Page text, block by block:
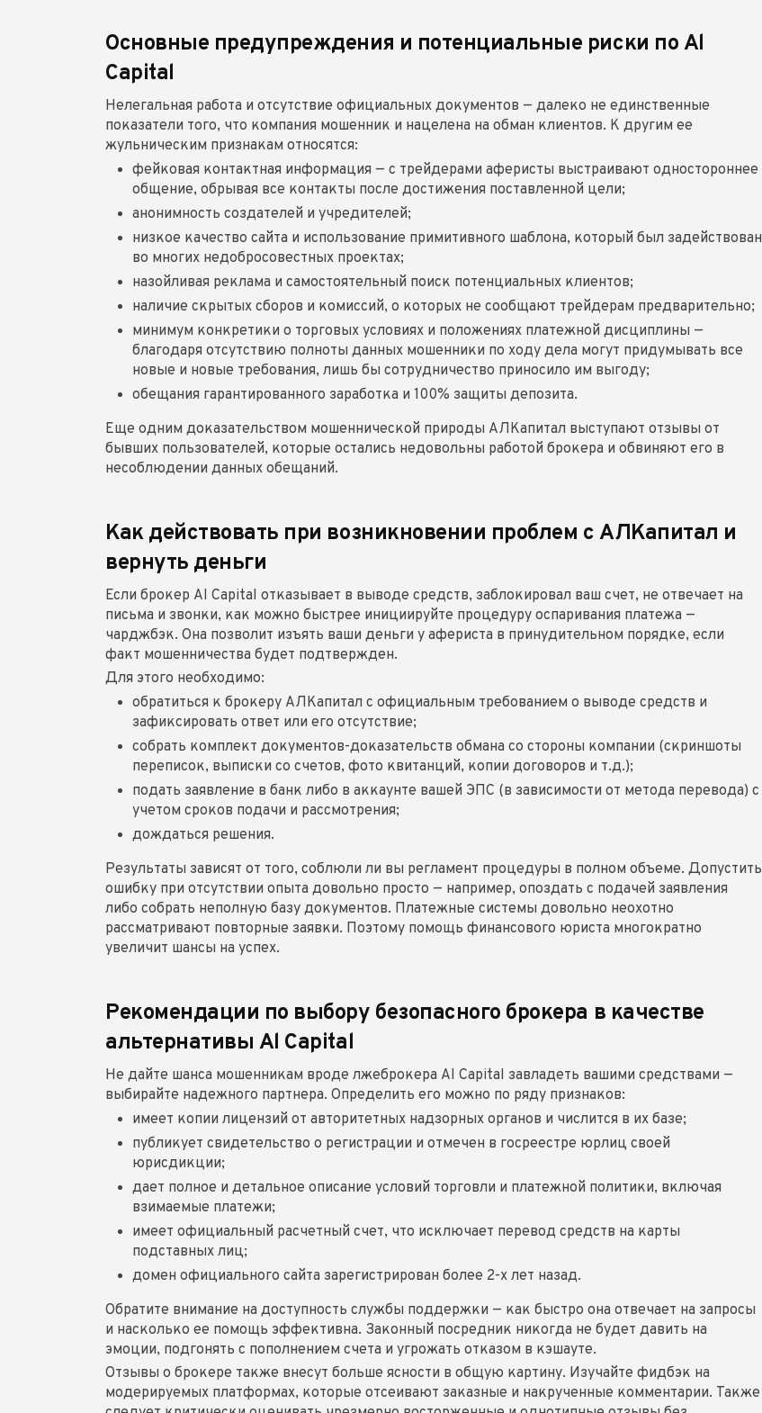
Основные предупреждения и потенциальные риски по Al
Capital
Нелегальная работа и отсутствие официальных документов — далеко не единственные
показатели того, что компания мошенник и нацелена на обман клиентов. К другим ее
жульническим признакам относятся:
фейковая контактная информация — с трейдерами аферисты выстраивают одностороннее
общение, обрывая все контакты после достижения поставленной цели;
анонимность создателей и учредителей;
низкое качество сайта и использование примитивного шаблона, который был задействован
во многих недобросовестных проектах;
назойливая реклама и самостоятельный поиск потенциальных клиентов;
наличие скрытых сборов и комиссий, о которых не сообщают трейдерам предварительно;
минимум конкретики о торговых условиях и положениях платежной дисциплины —
благодаря отсутствию полноты данных мошенники по ходу дела могут придумывать все
новые и новые требования, лишь бы сотрудничество приносило им выгоду;
обещания гарантированного заработка и 100% защиты депозита.
Еще одним доказательством мошеннической природы АЛКапитал выступают отзывы от
бывших пользователей, которые остались недовольны работой брокера и обвиняют его в
несоблюдении данных обещаний.
Как действовать при возникновении проблем с АЛКапитал и
вернуть деньги
Если брокер Al Capital отказывает в выводе средств, заблокировал ваш счет, не отвечает на
письма и звонки, как можно быстрее инициируйте процедуру оспаривания платежа —
чарджбэк. Она позволит изъять ваши деньги у афериста в принудительном порядке, если
факт мошенничества будет подтвержден.
Для этого необходимо:
обратиться к брокеру АЛКапитал с официальным требованием о выводе средств и
зафиксировать ответ или его отсутствие;
собрать комплект документов-доказательств обмана со стороны компании (скриншоты
переписок, выписки со счетов, фото квитанций, копии договоров и т.д.);
подать заявление в банк либо в аккаунте вашей ЭПС (в зависимости от метода перевода) с
учетом сроков подачи и рассмотрения;
дождаться решения.
Результаты зависят от того, соблюли ли вы регламент процедуры в полном объеме. Допустить
ошибку при отсутствии опыта довольно просто — например, опоздать с подачей заявления
либо собрать неполную базу документов. Платежные системы довольно неохотно
рассматривают повторные заявки. Поэтому помощь финансового юриста многократно
увеличит шансы на успех.
Рекомендации по выбору безопасного брокера в качестве
альтернативы Al Capital
Не дайте шанса мошенникам вроде лжеброкера Al Capital завладеть вашими средствами —
выбирайте надежного партнера. Определить его можно по ряду признаков:
имеет копии лицензий от авторитетных надзорных органов и числится в их базе;
публикует свидетельство о регистрации и отмечен в госреестре юрлиц своей
юрисдикции;
дает полное и детальное описание условий торговли и платежной политики, включая
взимаемые платежи;
имеет официальный расчетный счет, что исключает перевод средств на карты
подставных лиц;
домен официального сайта зарегистрирован более 2-х лет назад.
Обратите внимание на доступность службы поддержки — как быстро она отвечает на запросы
и насколько ее помощь эффективна. Законный посредник никогда не будет давить на
эмоции, подгонять с пополнением счета и угрожать отказом в кэшауте.
Отзывы о брокере также внесут больше ясности в общую картину. Изучайте фидбэк на
модерируемых платформах, которые отсеивают заказные и накрученные комментарии. Также